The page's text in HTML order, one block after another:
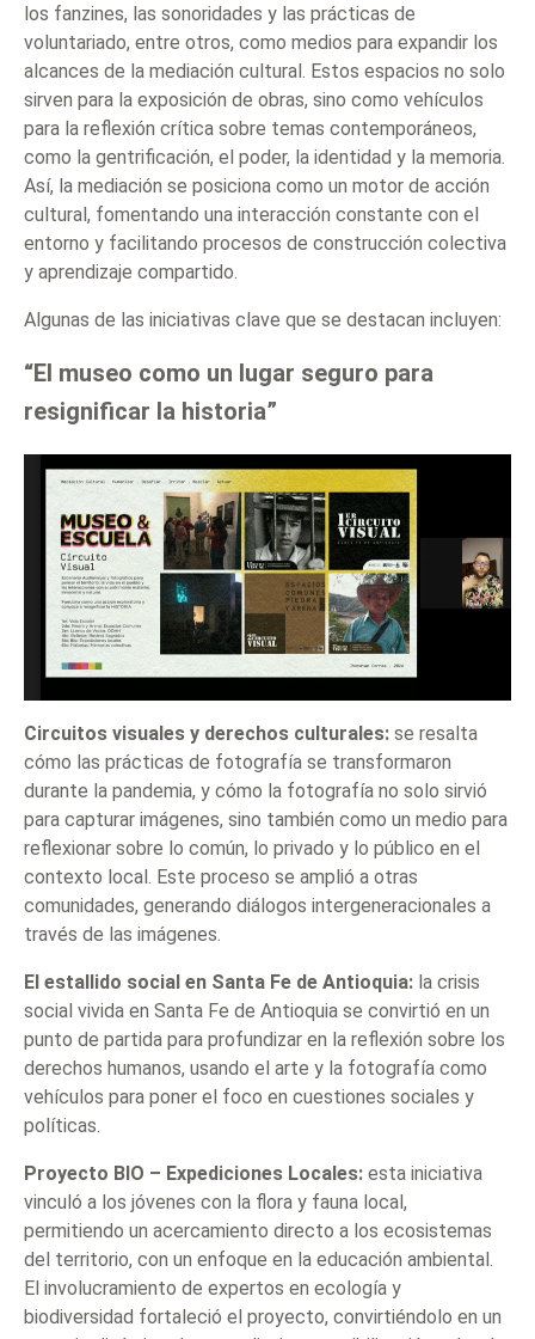
los fanzines, las sonoridades y las prácticas de
voluntariado, entre otros, como medios para expandir los
alcances de la mediación cultural. Estos espacios no solo
sirven para la exposición de obras, sino como vehículos
para la reflexión crítica sobre temas contemporáneos,
como la gentrificación, el poder, la identidad y la memoria.
Así, la mediación se posiciona como un motor de acción
cultural, fomentando una interacción constante con el
entorno y facilitando procesos de construcción colectiva
y aprendizaje compartido.
Algunas de las iniciativas clave que se destacan incluyen:
“El museo como un lugar seguro para
resignificar la historia”
Circuitos visuales y derechos culturales: se resalta
cómo las prácticas de fotografía se transformaron
durante la pandemia, y cómo la fotografía no solo sirvió
para capturar imágenes, sino también como un medio para
reflexionar sobre lo común, lo privado y lo público en el
contexto local. Este proceso se amplió a otras
comunidades, generando diálogos intergeneracionales a
través de las imágenes.
El estallido social en Santa Fe de Antioquia: la crisis
social vivida en Santa Fe de Antioquia se convirtió en un
punto de partida para profundizar en la reflexión sobre los
derechos humanos, usando el arte y la fotografía como
vehículos para poner el foco en cuestiones sociales y
políticas.
Proyecto BIO – Expediciones Locales: esta iniciativa
vinculó a los jóvenes con la flora y fauna local,
permitiendo un acercamiento directo a los ecosistemas
del territorio, con un enfoque en la educación ambiental.
El involucramiento de expertos en ecología y
biodiversidad fortaleció el proyecto, convirtiéndolo en un